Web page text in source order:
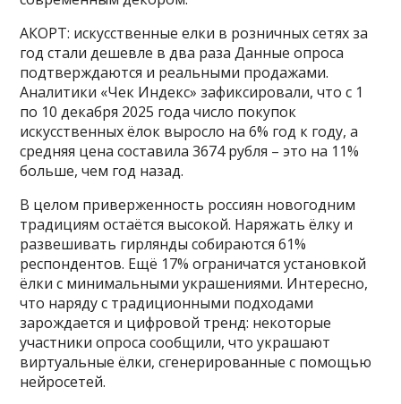
АКОРТ: искусственные елки в розничных сетях за
год стали дешевле в два раза Данные опроса
подтверждаются и реальными продажами.
Аналитики «Чек Индекс» зафиксировали, что с 1
по 10 декабря 2025 года число покупок
искусственных ёлок выросло на 6% год к году, а
средняя цена составила 3674 рубля – это на 11%
больше, чем год назад.
В целом приверженность россиян новогодним
традициям остаётся высокой. Наряжать ёлку и
развешивать гирлянды собираются 61%
респондентов. Ещё 17% ограничатся установкой
ёлки с минимальными украшениями. Интересно,
что наряду с традиционными подходами
зарождается и цифровой тренд: некоторые
участники опроса сообщили, что украшают
виртуальные ёлки, сгенерированные с помощью
нейросетей.